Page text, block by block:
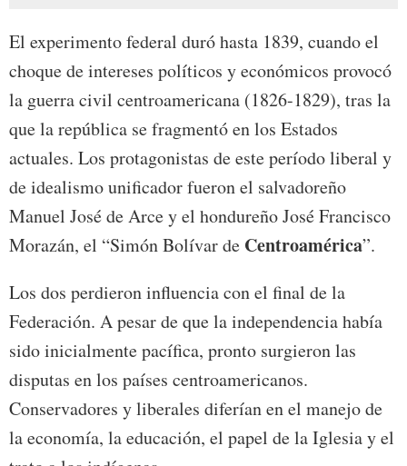
El experimento federal duró hasta 1839, cuando el
choque de intereses políticos y económicos provocó
la guerra civil centroamericana (1826-1829), tras la
que la república se fragmentó en los Estados
actuales. Los protagonistas de este período liberal y
de idealismo unificador fueron el salvadoreño
Manuel José de Arce y el hondureño José Francisco
Morazán, el “Simón Bolívar de Centroamérica”.
Los dos perdieron influencia con el final de la
Federación. A pesar de que la independencia había
sido inicialmente pacífica, pronto surgieron las
disputas en los países centroamericanos.
Conservadores y liberales diferían en el manejo de
la economía, la educación, el papel de la Iglesia y el